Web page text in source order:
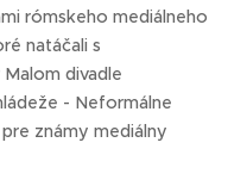
rómskeho mediálneho
natáčali s
divadle
- Neformálne
známy mediálny